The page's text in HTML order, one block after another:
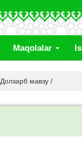
Maqolalar
Долзарб мавзу /